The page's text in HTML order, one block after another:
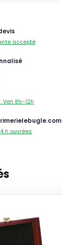
accepté
Ven 8h–12h
h ouvrées